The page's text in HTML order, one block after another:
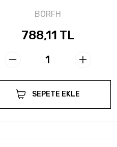
BÖRFH
788,11 TL
SEPETE EKLE